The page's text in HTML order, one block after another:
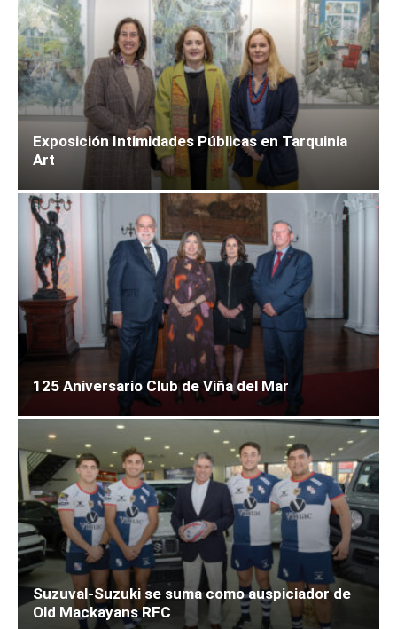
Exposición Intimidades Públicas en Tarquinia
Art
125 Aniversario Club de Viña del Mar
Suzuval-Suzuki se suma como auspiciador de
Old Mackayans RFC